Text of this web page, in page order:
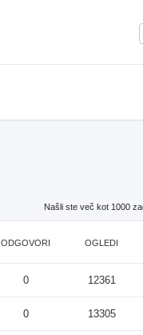
Našli ste več kot 1000
ODGOVORI OGLEDI
0 12361
0 13305